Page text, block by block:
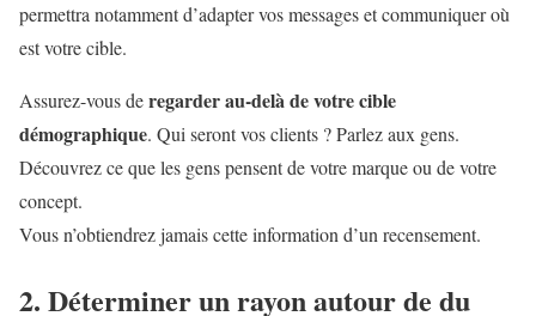
permettra notamment d’adapter vos messages et communiquer où
est votre cible.
Assurez-vous deregarder au-delà de votre cible
démographique. Qui seront vos clients ? Parlez aux gens.
Découvrez ce que les gens pensent de votre marque ou de votre
concept.
Vous n’obtiendrez jamais cette information d’un recensement.
2. Déterminer un rayon autour de du